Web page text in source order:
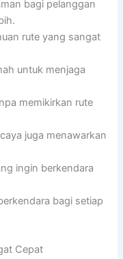
bagi pelanggan
rute yang sangat
untuk menjaga
memikirkan rute
juga menawarkan
ingin berkendara
bagi setiap
Cepat